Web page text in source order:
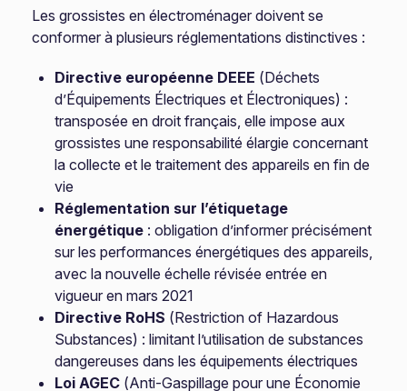
Les grossistes en électroménager doivent se
conformer à plusieurs réglementations distinctives :
Directive européenne DEEE (Déchets
d’Équipements Électriques et Électroniques) :
transposée en droit français, elle impose aux
grossistes une responsabilité élargie concernant
la collecte et le traitement des appareils en fin de
vie
Réglementation sur l’étiquetage
énergétique : obligation d’informer précisément
sur les performances énergétiques des appareils,
avec la nouvelle échelle révisée entrée en
vigueur en mars 2021
Directive RoHS (Restriction of Hazardous
Substances) : limitant l’utilisation de substances
dangereuses dans les équipements électriques
Loi AGEC (Anti-Gaspillage pour une Économie